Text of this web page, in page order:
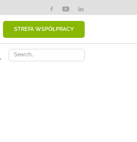
STREFA WSPÓŁPRACY